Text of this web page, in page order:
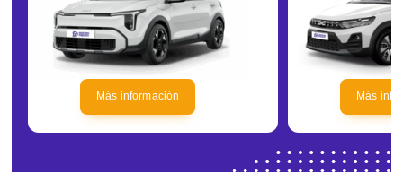
Más información Más